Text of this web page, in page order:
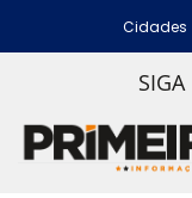
Cidades
SIGA